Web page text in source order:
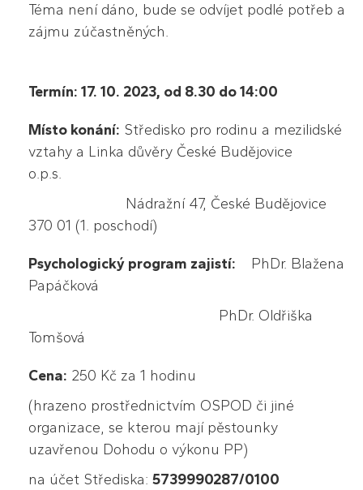
Téma není dáno, bude se odvíjet podlé potřeb a
zájmu zúčastněných.
Termín: 17. 10. 2023, od 8.30 do 14:00
Místo konání: Středisko pro rodinu a mezilidské
vztahy a Linka důvěry České Budějovice
o.p.s.
Nádražní 47, České Budějovice
370 01 (1. poschodí)
Psychologický program zajistí:
PhDr. Blažena
Papáčková
PhDr. Oldřiška
Tomšová
Cena: 250 Kč za 1 hodinu
(hrazeno prostřednictvím OSPOD či jiné
organizace, se kterou mají pěstounky
uzavřenou Dohodu o výkonu PP)
na účet Střediska: 5739990287/0100